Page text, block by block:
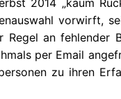
2014 „kaum
vorwirft,
Regel an fehlender
per Email
zu ihren